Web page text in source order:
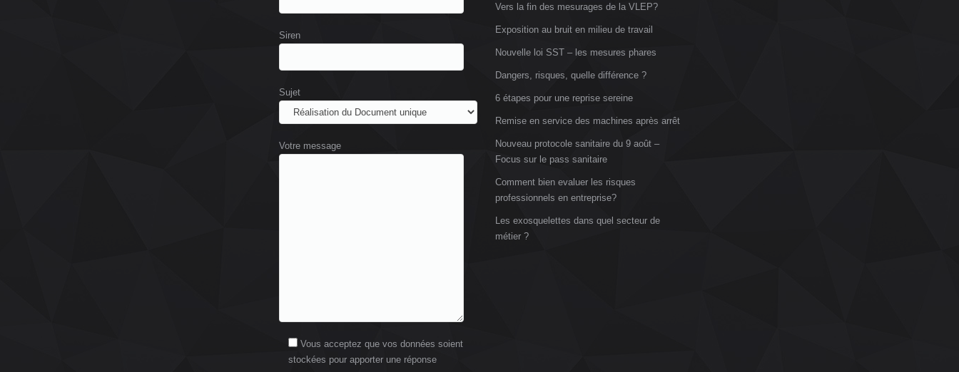
Siren
Sujet
Votre message
Vous acceptez que vos données soient
stockées pour apporter une réponse
Vers la fin des mesurages de la VLEP?
Exposition au bruit en milieu de travail
Nouvelle loi SST – les mesures phares
Dangers, risques, quelle différence ?
6 étapes pour une reprise sereine
Remise en service des machines après arrêt
Nouveau protocole sanitaire du 9 août –
Focus sur le pass sanitaire
Comment bien evaluer les risques
professionnels en entreprise?
Les exosquelettes dans quel secteur de
métier ?